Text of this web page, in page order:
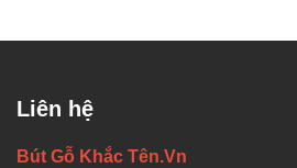
Liên hệ
Bút Gỗ Khắc Tên.Vn